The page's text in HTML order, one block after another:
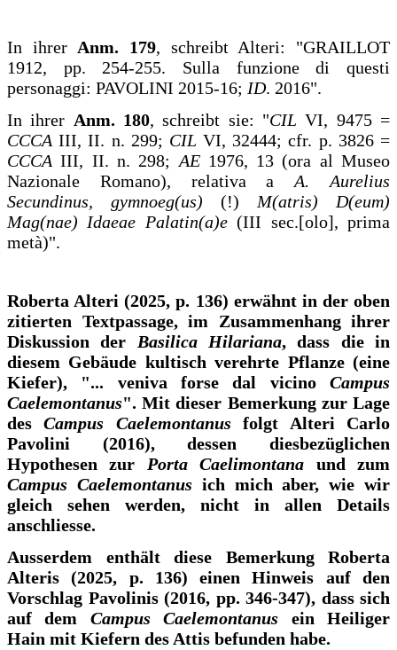
In ihrer Anm. 179, schreibt Alteri: "GRAILLOT
1912, pp. 254-255. Sulla funzione di questi
personaggi: PAVOLINI 2015-16; ID. 2016".
In ihrer Anm. 180, schreibt sie: "CIL VI, 9475 =
CCCA III, II. n. 299; CIL VI, 32444; cfr. p. 3826 =
CCCA III, II. n. 298; AE1976, 13 (ora al Museo
Nazionale Romano), relativa aA. Aurelius
Secundinus, gymnoeg(us) (!) M(atris) D(eum)
Mag(nae) Idaeae Palatin(a)e(III sec.[olo], prima
metà)".
Roberta Alteri (2025, p. 136) erwähnt in der oben
zitierten Textpassage, im Zusammenhang ihrer
Diskussion der Basilica Hilariana, dass die in
diesem Gebäude kultisch verehrte Pflanze (eine
Kiefer), "... veniva forse dal vicino Campus
Caelemontanus". Mit dieser Bemerkung zur Lage
desCampus Caelemontanus folgt Alteri Carlo
Pavolini (2016), dessen diesbezüglichen
Hypothesen zur Porta Caelimontana und zum
Campus Caelemontanus ich mich aber, wie wir
gleich sehen werden, nicht in allen Details
anschliesse.
Ausserdem enthält diese Bemerkung Roberta
Alteris (2025, p. 136) einen Hinweis auf den
Vorschlag Pavolinis (2016, pp. 346-347), dass sich
auf dem Campus Caelemontanus ein Heiliger
Hain mit Kiefern des Attis befunden habe.